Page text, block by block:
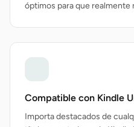
óptimos para que realmente
Compatible con Kindle
Importa destacados de